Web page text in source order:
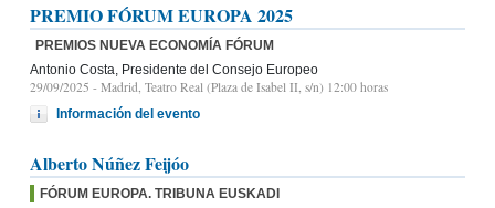
PREMIO FÓRUM EUROPA 2025
PREMIOS NUEVA ECONOMÍA FÓRUM
Antonio Costa, Presidente del Consejo Europeo
29/09/2025 - Madrid, Teatro Real (Plaza de Isabel II, s/n) 12:00 horas
Información del evento
Alberto Núñez Feijóo
FÓRUM EUROPA. TRIBUNA EUSKADI